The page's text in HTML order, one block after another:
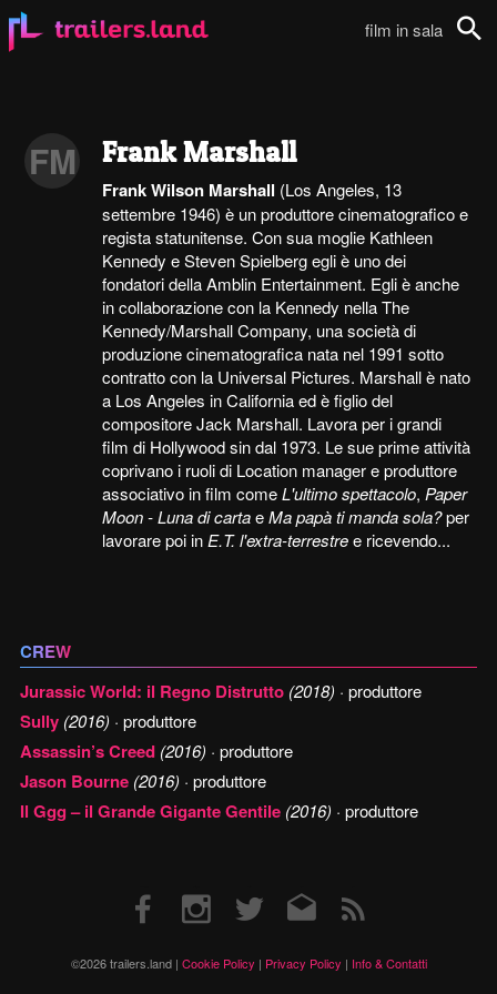
film in sala
FM Frank Marshall
Frank Wilson Marshall (Los Angeles, 13
settembre 1946) è un produttore cinematografico e
regista statunitense. Con sua moglie Kathleen
Kennedy e Steven Spielberg egli è uno dei
fondatori della Amblin Entertainment. Egli è anche
in collaborazione con la Kennedy nella The
Kennedy/Marshall Company, una società di
produzione cinematografica nata nel 1991 sotto
contratto con la Universal Pictures. Marshall è nato
a Los Angeles in California ed è figlio del
compositore Jack Marshall. Lavora per i grandi
film di Hollywood sin dal 1973. Le sue prime attività
coprivano i ruoli di Location manager e produttore
associativo in film comeL'ultimo spettacolo, Paper
Moon - Luna di cartaeMa papà ti manda sola?per
lavorare poi in E.T. l'extra-terrestree ricevendo...
CREW
Jurassic World: il Regno Distrutto (2018) · produttore
Sully (2016) · produttore
Assassin’s Creed (2016) · produttore
Jason Bourne (2016) · produttore
Il Ggg – il Grande Gigante Gentile (2016) · produttore
©2026 trailers.land | Cookie Policy | Privacy Policy | Info & Contatti